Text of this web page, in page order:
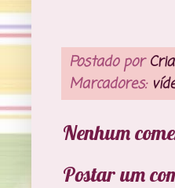
Postado por
Marcadores:
Nenhum
Postar um